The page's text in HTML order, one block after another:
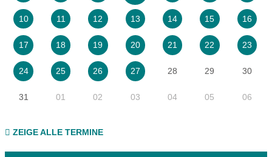
10 11 12 13 14 15 16
17 18 19 20 21 22 23
24 25 26 27 28 29 30
31 01 02 03 04 05 06
ZEIGE ALLE TERMINE